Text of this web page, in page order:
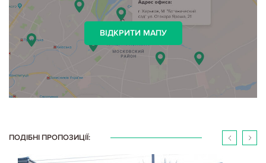
ВІДКРИТИ МАПУ
ПОДІБНІ ПРОПОЗИЦІЇ: